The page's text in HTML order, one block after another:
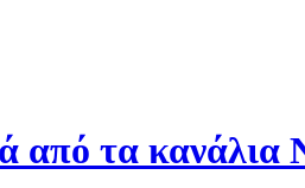
από τα κανάλια